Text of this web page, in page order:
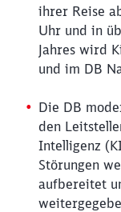
ihrer Reise
Uhr und in
Jahres wird
und im DB
Die DB
den
Intelligenz
Störungen
aufbereitet